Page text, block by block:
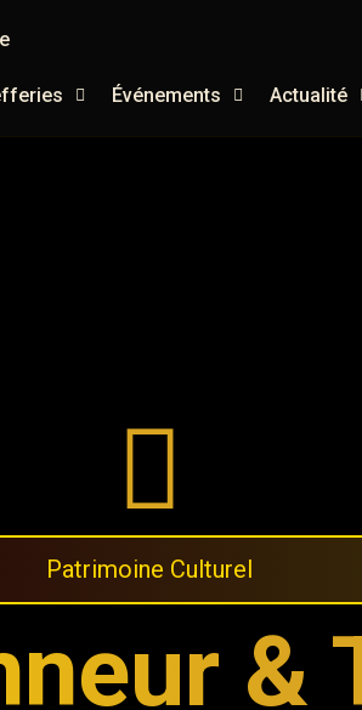
Événements Actualité
Patrimoine Culturel
&